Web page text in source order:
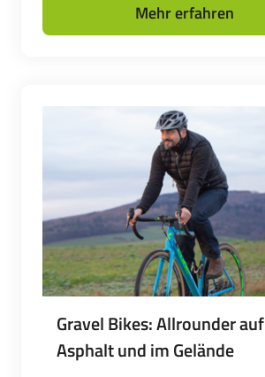
Mehr erfahren
Gravel Bikes: Allrounder auf
Asphalt und im Gelände